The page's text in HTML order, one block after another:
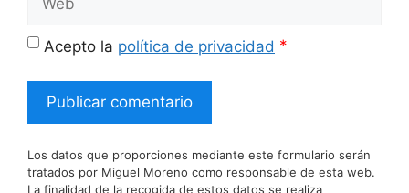
Acepto la política de privacidad *
Los datos que proporciones mediante este formulario serán
tratados por Miguel Moreno como responsable de esta web.
La finalidad de la recogida de estos datos se realiza